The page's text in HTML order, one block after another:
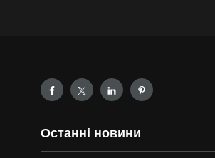
Останні новини